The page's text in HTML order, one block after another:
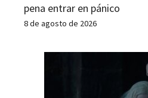
pena entrar en pánico
8 de agosto de 2026